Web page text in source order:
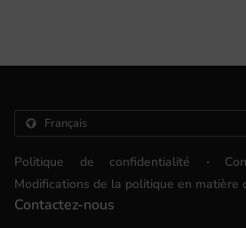
Politique de confidentialité .
Modifications de la politique en matière
Contactez-nous